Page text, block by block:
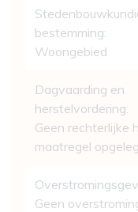
bestemming:
Woongebied
Dagvaarding en
herstelvordering:
Geen rechterlijke
maatregel
Geen